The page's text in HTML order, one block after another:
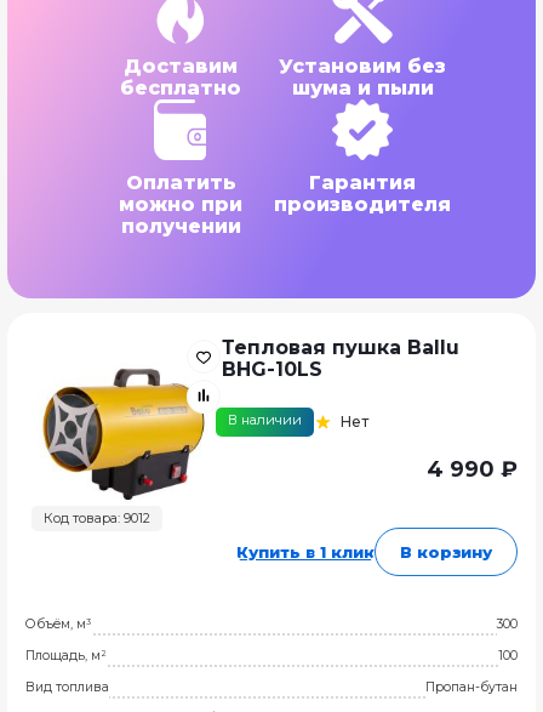
Доставим
бесплатно
Установим без
шума и пыли
Оплатить
можно при
получении
Гарантия
производителя
Код товара: 9012
Тепловая пушка Ballu
BHG-10LS
В наличии Нет
4 990 ₽
Купить в 1 клик В корзину
Объём, м³
300
Площадь, м²
100
Вид топлива
Пропан-бутан